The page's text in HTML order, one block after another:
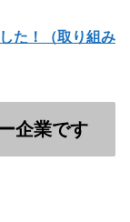
た！（取り組み
企業です